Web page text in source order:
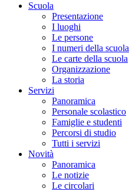
Scuola
Presentazione
I luoghi
Le persone
I numeri della scuola
Le carte della scuola
Organizzazione
La storia
Servizi
Panoramica
Personale scolastico
Famiglie e studenti
Percorsi di studio
Tutti i servizi
Novità
Panoramica
Le notizie
Le circolari